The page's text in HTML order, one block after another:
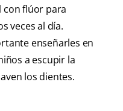
con flúor para
veces al día.
enseñarles en
a escupir la
los dientes.